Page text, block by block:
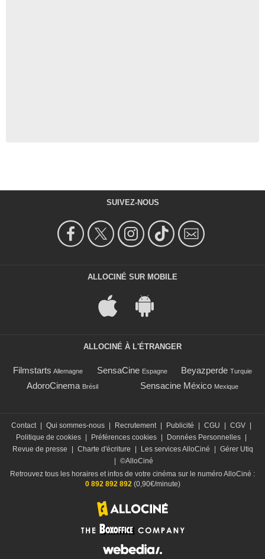
SUIVEZ-NOUS
ALLOCINÉ SUR MOBILE
ALLOCINÉ À L'ÉTRANGER
Filmstarts Allemagne SensaCine Espagne Beyazperde Turquie
AdoroCinema Brésil Sensacine México Mexique
Contact Qui sommes-nous Recrutement Publicité CGU CGV
Politique de cookies
Préférences cookies Données Personnelles
Revue de presse
Charte d'écriture Les services AlloCiné
Gérer Utiq
©AlloCiné
Retrouvez tous les horaires et infos de votre cinéma sur le numéro AlloCiné :
0 892 892 892(0,90€/minute)